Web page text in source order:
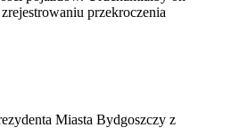
przekroczenia
Miasta Bydgoszczy z